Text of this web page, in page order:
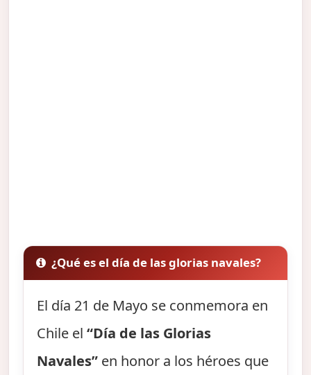
¿Qué es el día de las glorias navales?
El día 21 de Mayo se conmemora en
Chile el“Día de las Glorias
Navales” en honor a los héroes que